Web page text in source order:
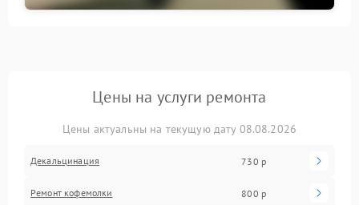
Цены на услуги ремонта
Цены актуальны на текущую дату 08.08.2026
Декальцинация 730 р
Ремонт кофемолки 800 р